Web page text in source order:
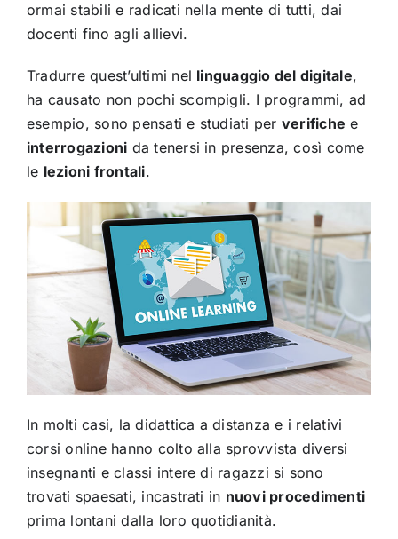
ormai stabili e radicati nella mente di tutti, dai
docenti fino agli allievi.
Tradurre quest’ultimi nel linguaggio del digitale,
ha causato non pochi scompigli. I programmi, ad
esempio, sono pensati e studiati per verifiche e
interrogazioni da tenersi in presenza, così come
le lezioni frontali.
In molti casi, la didattica a distanza e i relativi
corsi online hanno colto alla sprovvista diversi
insegnanti e classi intere di ragazzi si sono
trovati spaesati, incastrati in nuovi procedimenti
prima lontani dalla loro quotidianità.